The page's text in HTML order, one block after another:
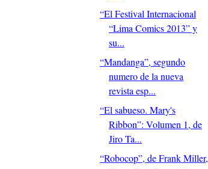
“El Festival Internacional
“Lima Comics 2013” y
su...
“Mandanga”, segundo
numero de la nueva
revista esp...
“El sabueso. Mary's
Ribbon”: Volumen 1, de
Jiro Ta...
“Robocop”, de Frank Miller,